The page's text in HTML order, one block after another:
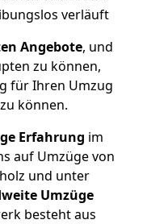
verläuft
Angebote, und
zu können,
für Ihren Umzug
können.
Erfahrung im
auf Umzüge von
und unter
Umzüge
besteht aus